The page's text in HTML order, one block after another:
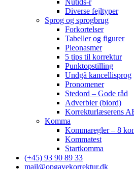
Nutids-r
Diverse fejltyper
Sprog og sprogbrug
Forkortelser
Tabeller og figurer
Pleonasmer
5 tips til korrektur
Punktopstilling
Undgå kancellisprog
Pronomener
Stedord – Gode råd
Adverbier (biord)
Korrekturlæserens
Komma
Kommaregler – 8
Kommatest
Startkomma
(+45) 93 90 89 33
mail@opgavekorrektur.dk